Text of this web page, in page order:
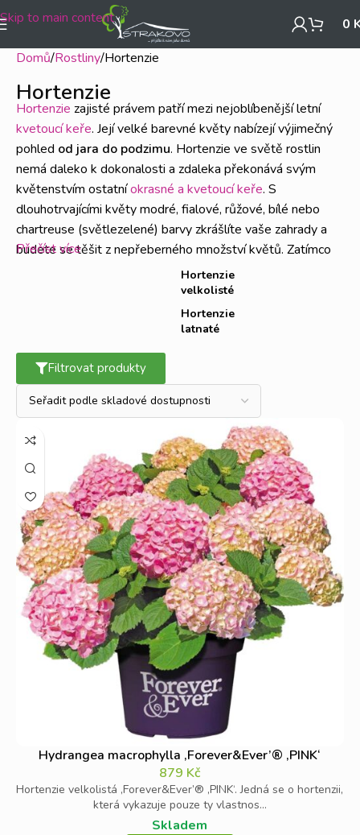
Skip to main content 0
Domů Rostliny Hortenzie
Hortenzie
Hortenzie zajisté právem patří mezi nejoblíbenější letní
kvetoucí keře. Její velké barevné květy nabízejí výjimečný
pohled od jara do podzimu. Hortenzie ve světě rostlin
nemá daleko k dokonalosti a zdaleka překonává svým
květenstvím ostatníokrasné a kvetoucí keře. S
dlouhotrvajícími květy modré, fialové, růžové, bílé nebo
chartreuse (světlezelené) barvy zkrášlíte vaše zahrady a
budete se těšit z nepřeberného množství květů. Zatímco
většina kvetoucích keřů má v sezóně svůj vrchol za sebou,
tyto kvetoucí královny pokračují ve svém barevném
představení, s bohatými a vzrušujícími květy.
Druhy Hortenzií
Rozmanitost odrůd Hortenzií od velikosti a barvy květu
jsou nekonečné. Vyjmenovat všechny druhy je nemožné,
ale určitě musíme zmínit některé z nich. K nejčastějším patří
hortenzie velkolistá (
macrophylla), latnatá (paniculata
stromečkovitá (arborescens), popínavá (petiolaris) a mnoho
dalších skvělých odrůd.
Doporučení pro pěstování modrých hortenzií:
Časně zjara doporučujeme k hortenziím přidat síran hlinitý
nebo-li kamenec. Kolem rostliny stačí rozhodit 1 – 2
polévkové lžíce kamence, který se bude při dešti postupně
uvolňovat, čímž zajistí pěknou modrou barvu květů. Místo
kamence lze používat hnojiva na na podobné bázi a která
podporují modré kvetení hortenzií.
Některé druhy hortenzií kvetou na loňském dřevě, proto
při jarním řezu odstraňujeme jen mrazem poškozené
Zkrášlete si i vy zahradu barevnou Hortenzií z naší nabídky.
Velkým oblíbencem jsouHortenzie velkolisté , konkrétně
Forever & Ever červenéneborůžové.
Přečíst více
Hortenzie
velkolisté
Hortenzie
latnaté
Filtrovat produkty
Hydrangea macrophylla ‚Forever&Ever’® ‚PINK‘
879 Kč
Hortenzie velkolistá ‚Forever&Ever’® ‚PINK‘. Jedná se o hortenzii,
která vykazuje pouze ty vlastnos...
Skladem